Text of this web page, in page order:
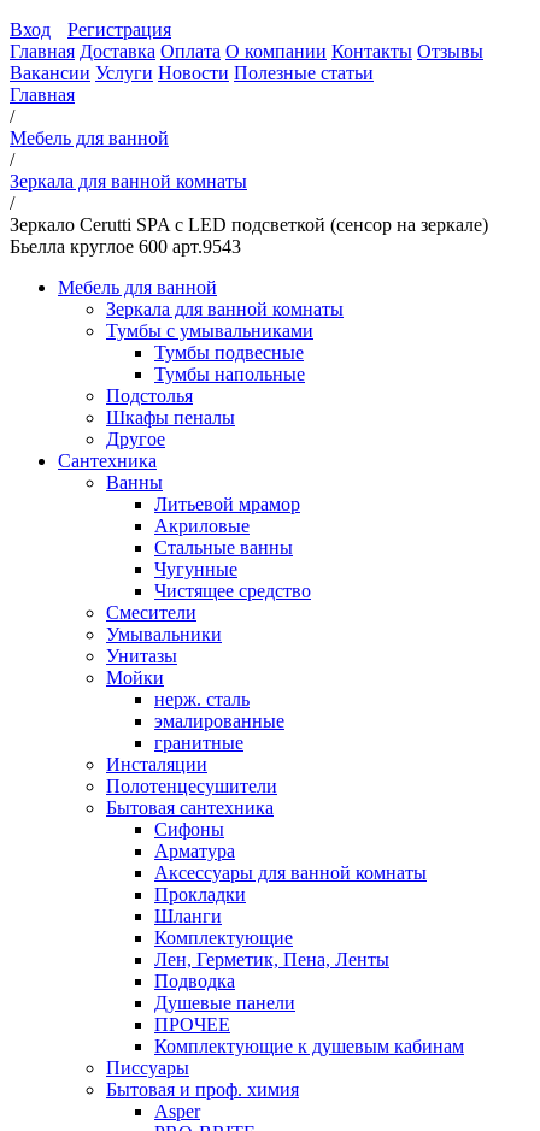
Вход
Регистрация
Главная Доставка Оплата О компании Контакты Отзывы
Вакансии Услуги Новости Полезные статьи
Главная
/
Мебель для ванной
/
Зеркала для ванной комнаты
/
Зеркало Cerutti SPA с LED подсветкой (сенсор на зеркале)
Бьелла круглое 600 арт.9543
Мебель для ванной
Зеркала для ванной комнаты
Тумбы с умывальниками
Тумбы подвесные
Тумбы напольные
Подстолья
Шкафы пеналы
Другое
Сантехника
Ванны
Литьевой мрамор
Акриловые
Стальные ванны
Чугунные
Чистящее средство
Смесители
Умывальники
Унитазы
Мойки
нерж. сталь
эмалированные
гранитные
Инсталяции
Полотенцесушители
Бытовая сантехника
Сифоны
Арматура
Аксессуары для ванной комнаты
Прокладки
Шланги
Комплектующие
Лен, Герметик, Пена, Ленты
Подводка
Душевые панели
ПРОЧЕЕ
Комплектующие к душевым кабинам
Писсуары
Бытовая и проф. химия
Asper